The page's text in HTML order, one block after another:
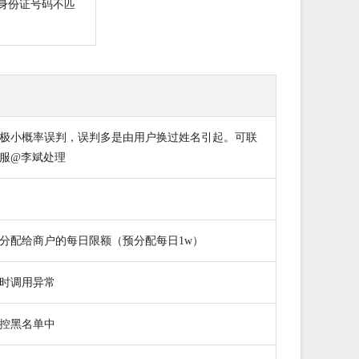
份证号码不匹
小概率误判，误判多是由用户换过姓名引起。可联
@李斌处理
配给商户的每日限额（预分配每日1w）
调用异常
黑名单中